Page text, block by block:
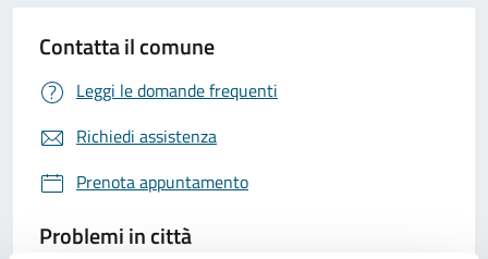
Contatta il comune
Leggi le domande frequenti
Richiedi assistenza
Prenota appuntamento
Problemi in città